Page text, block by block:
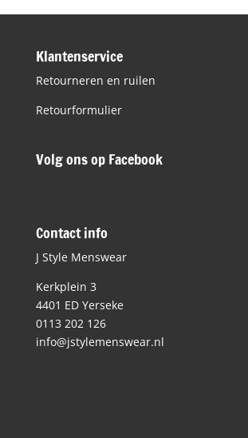
Klantenservice
Retourneren en ruilen
Retourformulier
Volg ons op Facebook
Contact info
J Style Menswear
Kerkplein 3
4401 ED Yerseke
0113 202 126
info@jstylemenswear.nl